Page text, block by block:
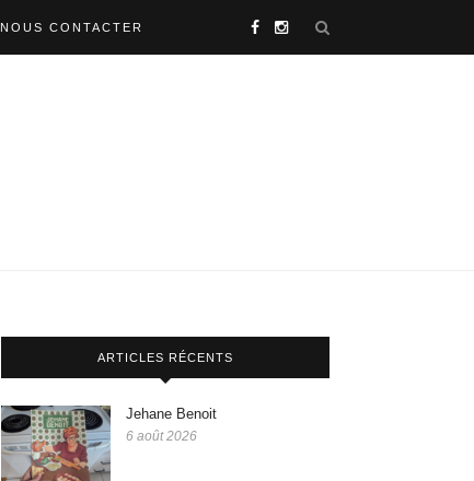
NOUS CONTACTER
ARTICLES RÉCENTS
Jehane Benoit
6 août 2026